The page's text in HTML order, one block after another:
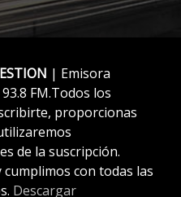
| Emisora
FM.Todos los
proporcionas
de la suscripción.
con todas las
Descargar